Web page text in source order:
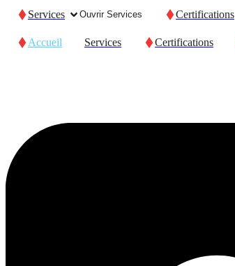
Services Ouvrir Services Certifications
Accueil Services Certifications